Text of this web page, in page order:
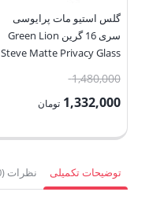
گلس استیو مات پرایوسی
سری 16 گرین Green Lion
Steve Matte Privacy Glass
1,480,000قیمت
اصلی:
بود.
1,332,000 تومان
1,332,000 تومان.
توضیحات تکمیلی نظرات (0)